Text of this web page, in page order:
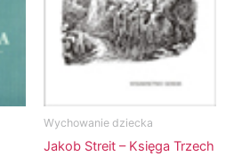
Wychowanie dziecka
Jakob Streit – Księga Trzech